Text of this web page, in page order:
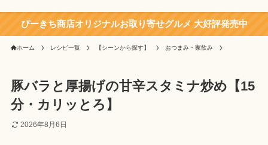
ぴーきち商店オリジナルお取り寄せグルメ 大好評発売中
ホーム レシピ一覧 【シーンから探す】 おつまみ・家飲み
豚バラと厚揚げの甘辛スタミナ炒め【15
分・カリッとろ】
2026年8月6日